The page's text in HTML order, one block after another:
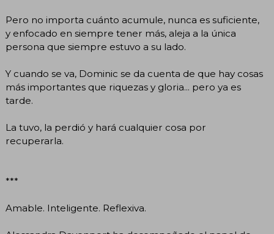
Pero no importa cuánto acumule, nunca es suficiente,
y enfocado en siempre tener más, aleja a la única
persona que siempre estuvo a su lado.
Y cuando se va, Dominic se da cuenta de que hay cosas
más importantes que riquezas y gloria... pero ya es
tarde.
La tuvo, la perdió y hará cualquier cosa por
recuperarla.
***
Amable. Inteligente. Reflexiva.